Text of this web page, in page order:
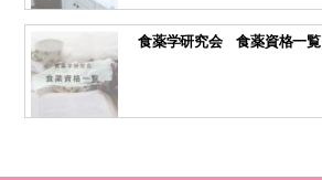
食薬学研究会 食薬資格一覧